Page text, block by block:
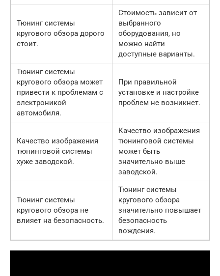
Тюнинг системы
кругового обзора дорого
стоит.
Стоимость зависит от
выбранного
оборудования, но
можно найти
доступные варианты.
Тюнинг системы
кругового обзора может
привести к проблемам с
электроникой
автомобиля.
При правильной
установке и настройке
проблем не возникнет.
Качество изображения
тюнинговой системы
хуже заводской.
Качество изображения
тюнинговой системы
может быть
значительно выше
заводской.
Тюнинг системы
кругового обзора не
влияет на безопасность.
Тюнинг системы
кругового обзора
значительно повышает
безопасность
вождения.